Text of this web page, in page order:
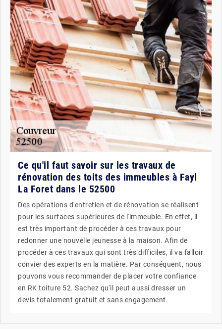
Ce qu'il faut savoir sur les travaux de
rénovation des toits des immeubles à Fayl
La Foret dans le 52500
Des opérations d'entretien et de rénovation se réalisent
pour les surfaces supérieures de l'immeuble. En effet, il
est très important de procéder à ces travaux pour
redonner une nouvelle jeunesse à la maison. Afin de
procéder à ces travaux qui sont très difficiles, il va falloir
convier des experts en la matière. Par conséquent, nous
pouvons vous recommander de placer votre confiance
en RK toiture 52. Sachez qu'il peut aussi dresser un
devis totalement gratuit et sans engagement.